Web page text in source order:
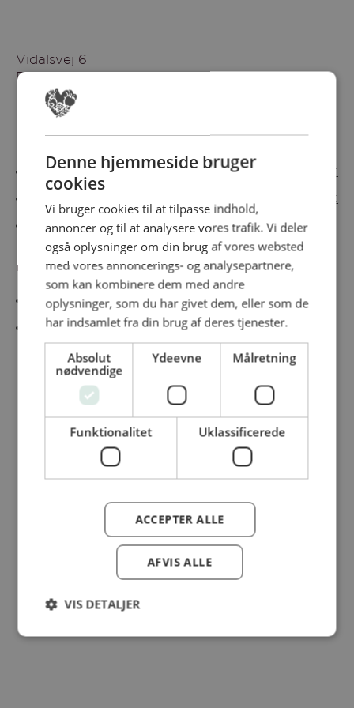
Vidalsvej 6
DK-9230 Svenstrup
Denmark
Besøg vores messesites
Cateringmesse Nord Cateringmesse Midt
Cateringmesse Øst
Cateringmesse Thy
Information
Cookiepolitk
Persondatapolitik
© Dansk Cater A/S - All rights reserved
Denne hjemmeside bruger
cookies
Vi bruger cookies til at tilpasse indhold,
annoncer og til at analysere vores trafik. Vi deler
også oplysninger om din brug af vores websted
med vores annoncerings- og analysepartnere,
som kan kombinere dem med andre
oplysninger, som du har givet dem, eller som de
har indsamlet fra din brug af deres tjenester.
Absolut
nødvendige
Ydeevne Målretning
Funktionalitet Uklassificerede
ACCEPTER ALLE
AFVIS ALLE
VIS DETALJER